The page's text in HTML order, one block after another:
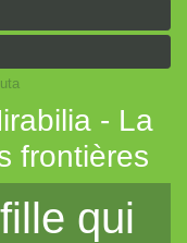
Vaillants)- La
frontières
qui